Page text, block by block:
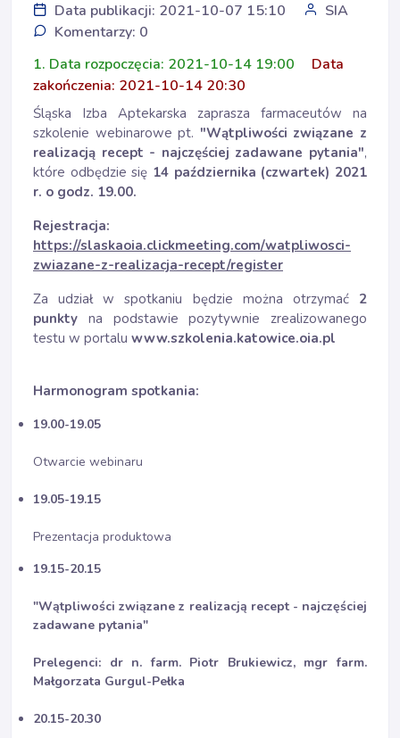
Data publikacji: 2021-10-07 15:10
SIA
Komentarzy: 0
1. Data rozpoczęcia: 2021-10-14 19:00
Data
zakończenia: 2021-10-14 20:30
Śląska Izba Aptekarska zaprasza farmaceutów na
szkolenie webinarowe pt. "Wątpliwości związane z
realizacją recept - najczęściej zadawane pytania",
które odbędzie się 14 października (czwartek) 2021
r. o godz. 19.00.
Rejestracja:
https://slaskaoia.clickmeeting.com/watpliwosci-
zwiazane-z-realizacja-recept/register
Za udział w spotkaniu będzie można otrzymać 2
punkty na podstawie pozytywnie zrealizowanego
testu w portalu www.szkolenia.katowice.oia.pl
Harmonogram spotkania:
19.00-19.05
Otwarcie webinaru
19.05-19.15
Prezentacja produktowa
19.15-20.15
"Wątpliwości związane z realizacją recept - najczęściej
zadawane pytania"
Prelegenci: dr n. farm. Piotr Brukiewicz, mgr farm.
Małgorzata Gurgul-Pełka
20.15-20.30